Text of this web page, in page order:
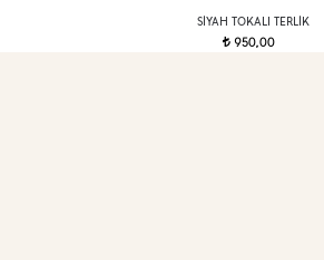
SIYAH TOKALI TERLIK
t950,00